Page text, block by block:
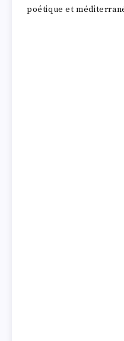
poétique et